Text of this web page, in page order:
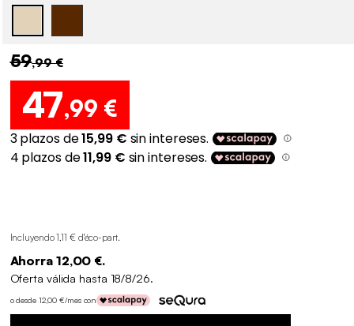
59,99 €
47,99 €
Incluyendo 1,11 € d'éco-part.
Ahorra 12,00 €.
Oferta válida hasta 18/8/26.
o desde 12,00 €/mes con